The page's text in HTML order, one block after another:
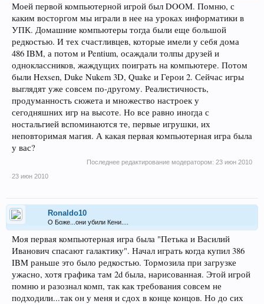
Моей первой компьютерной игрой был DOOM. Помню, с
каким восторгом мы играли в нее на уроках информатики в
УПК. Домашние компьютеры тогда были еще большой
редкостью. И тех счастливцев, которые имели у себя дома
486 IBM, а потом и Pentium, осаждали толпы друзей и
одноклассников, жаждущих поиграть на компьютере. Потом
были Hexsen, Duke Nukem 3D, Quake и Герои 2. Сейчас игры
выглядят уже совсем по-другому. Реалистичность,
продуманность сюжета и множество настроек у
сегодняшних игр на высоте. Но все равно иногда с
ностальгией вспоминаются те, первые игрушки, их
неповторимая магия. А какая первая компьютерная игра была
у вас?
Последнее редактирование модератором: 23 июн 2010
23 июн 2010
Ronaldo10
О Боже...они убили Кени....
Моя первая компьютерная игра была "Петька и Василий
Иванович спасают галактику". Начал играть когда купил 386
IBM раньше это было редкостью. Тормозила при загрузке
ужасно, хотя графика там 2d была, нарисованная. Этой игрой
помню и разознал комп, так как требования совсем не
подходили...так он у меня и сдох в конце концов. Но до сих